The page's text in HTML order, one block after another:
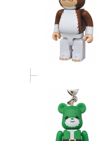
ベアサンタ
BE@RBRICK ストラッ